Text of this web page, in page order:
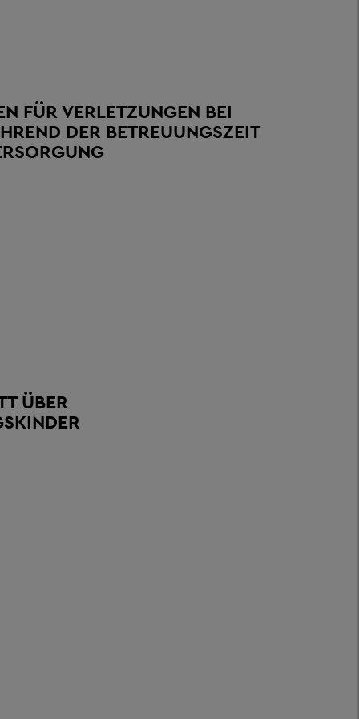
FÜR VERLETZUNGEN BEI
DER BETREUUNGSZEIT
ÜBER